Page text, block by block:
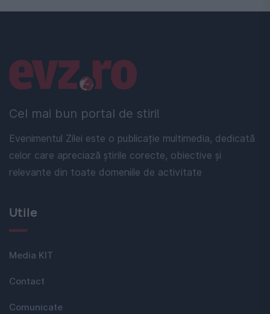
Cel mai bun portal de stiri!
Evenimentul Zilei este o publicație multimedia, dedicată
celor care apreciază știrile corecte, obiective și
relevante din toate domeniile de activitate
Linkuri utile
Utile
Media KIT
Contact
Comunicate